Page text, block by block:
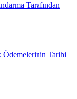
Tarafından
Ödemelerinin Tarihi